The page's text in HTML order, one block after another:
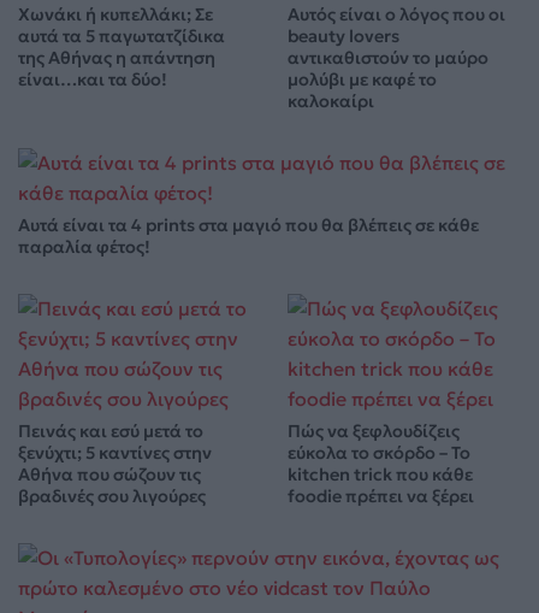
Χωνάκι ή κυπελλάκι; Σε
αυτά τα 5 παγωτατζίδικα
της Αθήνας η απάντηση
είναι…και τα δύο!
Αυτός είναι ο λόγος που οι
beauty lovers
αντικαθιστούν το μαύρο
μολύβι με καφέ το
καλοκαίρι
Αυτά είναι τα 4 prints στα μαγιό που θα βλέπεις σε κάθε
παραλία φέτος!
Πεινάς και εσύ μετά το
ξενύχτι; 5 καντίνες στην
Αθήνα που σώζουν τις
βραδινές σου λιγούρες
Πώς να ξεφλουδίζεις
εύκολα το σκόρδο – Το
kitchen trick που κάθε
foodie πρέπει να ξέρει